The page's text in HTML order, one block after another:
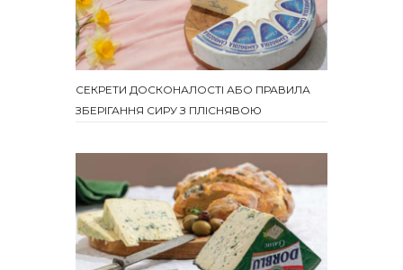
СЕКРЕТИ ДОСКОНАЛОСТІ АБО ПРАВИЛА
ЗБЕРІГАННЯ СИРУ З ПЛІСНЯВОЮ